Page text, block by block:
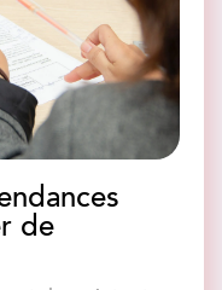
de